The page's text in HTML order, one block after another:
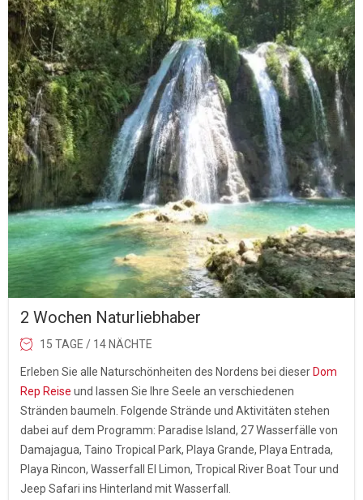
2 Wochen Naturliebhaber
15 TAGE / 14 NÄCHTE
Erleben Sie alle Naturschönheiten des Nordens bei dieser Dom
Rep Reise und lassen Sie Ihre Seele an verschiedenen
Stränden baumeln. Folgende Strände und Aktivitäten stehen
dabei auf dem Programm: Paradise Island, 27 Wasserfälle von
Damajagua, Taino Tropical Park, Playa Grande, Playa Entrada,
Playa Rincon, Wasserfall El Limon, Tropical River Boat Tour und
Jeep Safari ins Hinterland mit Wasserfall.